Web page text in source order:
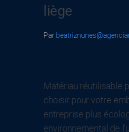
liège
Par
Matériau réutilisable
choisir pour votre
entreprise plus
environnemental de